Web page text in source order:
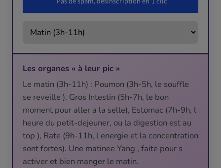
Les organes « à leur pic »
Le matin (3h-11h) : Poumon (3h-5h, le souffle
se reveille ), Gros Intestin (5h-7h, le bon
moment pour aller a la selle), Estomac (7h-9h, l
heure du petit-dejeuner, ou la digestion est au
top ), Rate (9h-11h, l energie et la concentration
sont fortes). Une matinee Yang , faite pour s
activer et bien manger le matin.